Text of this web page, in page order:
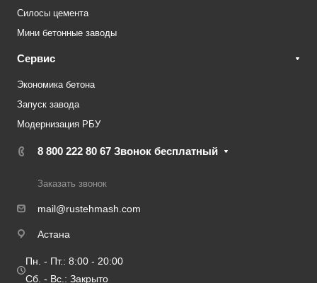
Силосы цемента
Мини бетонные заводы
Сервис
Экономика бетона
Запуск завода
Модернизация РБУ
8 800 222 80 67 Звонок бесплатный
Заказать звонок
mail@rustehmash.com
Астана
Пн. - Пт.: 8:00 - 20:00
Сб. - Вс.: Закрыто